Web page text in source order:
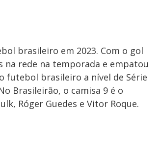
brasileiro em 2023. Com o gol
na rede na temporada e empatou
futebol brasileiro a nível de Série
Brasileirão, o camisa 9 é o
Róger Guedes e Vitor Roque.